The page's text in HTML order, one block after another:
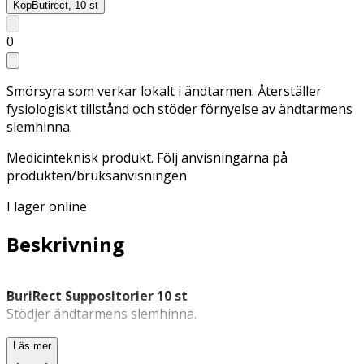
KöpButirect, 10 st
0
Smörsyra som verkar lokalt i ändtarmen. Återställer
fysiologiskt tillstånd och stöder förnyelse av ändtarmens
slemhinna.
Medicinteknisk produkt. Följ anvisningarna på
produkten/bruksanvisningen
I lager online
Beskrivning
BuriRect Suppositorier 10 st
Stödjer ändtarmens slemhinna.
BuriRect suppositorier innehåller smörsyra (butyrat) som
Läs mer